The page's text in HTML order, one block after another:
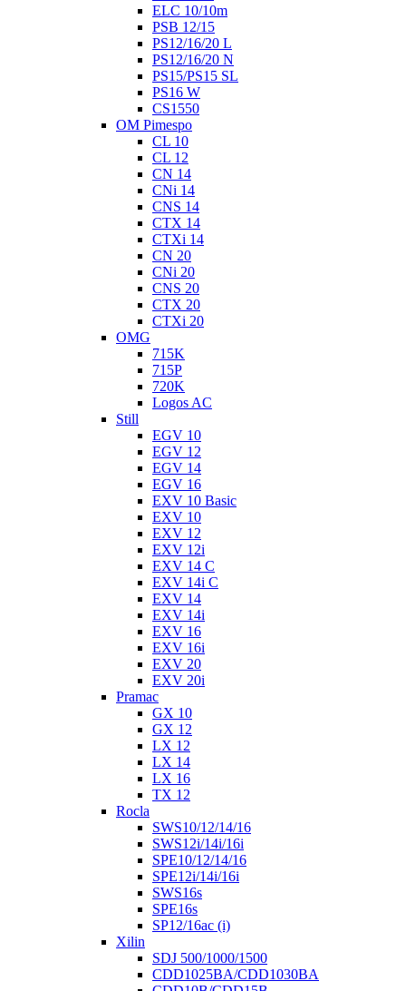
ELC 10/10m
PSB 12/15
PS12/16/20 L
PS12/16/20 N
PS15/PS15 SL
PS16 W
CS1550
OM Pimespo
CL 10
CL 12
CN 14
CNi 14
CNS 14
CTX 14
CTXi 14
CN 20
CNi 20
CNS 20
CTX 20
CTXi 20
OMG
715K
715P
720K
Logos AC
Still
EGV 10
EGV 12
EGV 14
EGV 16
EXV 10 Basic
EXV 10
EXV 12
EXV 12i
EXV 14 C
EXV 14i C
EXV 14
EXV 14i
EXV 16
EXV 16i
EXV 20
EXV 20i
Pramac
GX 10
GX 12
LX 12
LX 14
LX 16
TX 12
Rocla
SWS10/12/14/16
SWS12i/14i/16i
SPE10/12/14/16
SPE12i/14i/16i
SWS16s
SPE16s
SP12/16ac (i)
Xilin
SDJ 500/1000/1500
CDD1025BA/CDD1030BA